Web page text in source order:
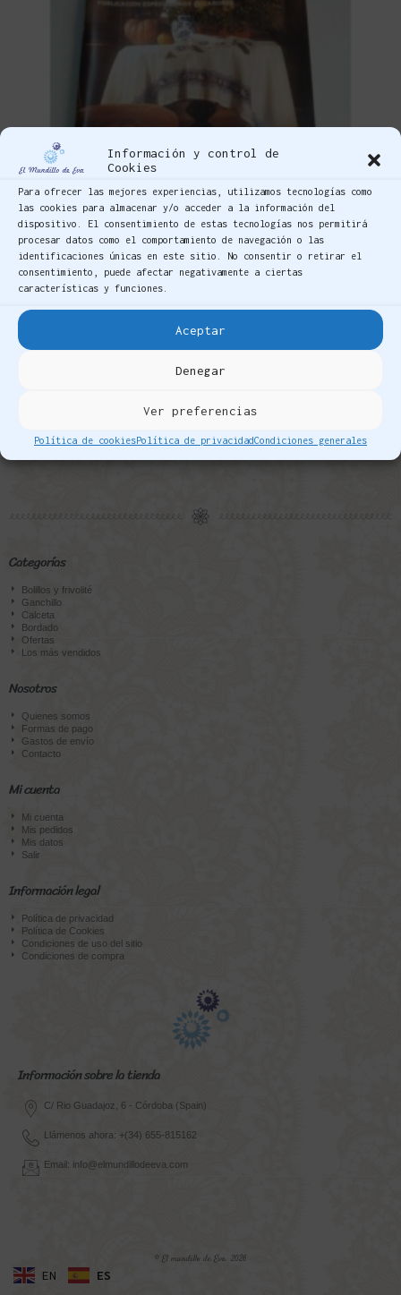
Información y control de
Cookies
Para ofrecer las mejores experiencias, utilizamos tecnologías como
las cookies para almacenar y/o acceder a la información del
dispositivo. El consentimiento de estas tecnologías nos permitirá
procesar datos como el comportamiento de navegación o las
identificaciones únicas en este sitio. No consentir o retirar el
consentimiento, puede afectar negativamente a ciertas
características y funciones.
Aceptar
Denegar
Ver preferencias
Política de cookiesPolítica de privacidadCondiciones generales
BORDADO DE ASÍS
Revista-Bordado de Asís-Realce nº 436
Categorías
Bolillos y frivolité
Ganchillo
Calceta
Bordado
Ofertas
Los más vendidos
Nosotros
Quienes somos
Formas de pago
Gastos de envío
Contacto
Mi cuenta
Mi cuenta
Mis pedidos
Mis datos
Salir
Información legal
Política de privacidad
Política de Cookies
Condiciones de uso del sitio
Condiciones de compra
Información sobre la tienda
C/ Rio Guadajoz, 6 - Córdoba (Spain)
Llámenos ahora: +(34) 655-815162
Email: info@elmundillodeeva.com
© El mundillo de Eva 2026
EN ES